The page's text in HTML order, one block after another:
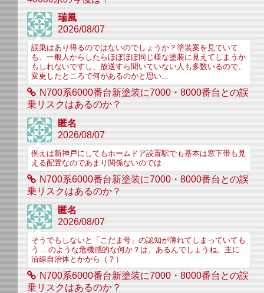
瑞風
2026/08/07
誤乗はあり得るのではないのでしょうか？塗装案を見ていて
も、一般人からしたらほぼほぼ同じ様な塗装に見えてしまうか
もしれないですし、放送すら聞いていない人も多数いるので、
変更したところで何があるのかと思い...
N700系6000番台新塗装に7000・8000番台との誤
乗リスクはあるのか？
匿名
2026/08/07
例えば新神戸にしてもホームドア設置駅でも基本は窓下帯も見
える配置なのであまり関係ないのでは
N700系6000番台新塗装に7000・8000番台との誤
乗リスクはあるのか？
匿名
2026/08/07
そうでもしないと「こだま号」の認知が薄れてしまっていても
う....のような危機感的な何か？は、あるんでしょうね。主に
沿線自治体とかから（？）
N700系6000番台新塗装に7000・8000番台との誤
乗リスクはあるのか？